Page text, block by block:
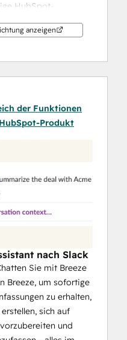
HubSpot-
und
zu
zu Ihren CRM-
sich auf
verwalten Sie
wie Kontakte,
mithilfe von
Shortcuts, ohne
oder -Aufgaben,
Dashboards
über Ihre
frei.
mit Service Hub,
Tickets effizienter
anzeigen
der Funktionen
Produkt
nach Slack
Sie mit Breeze
Breeze, um sofortige
zu erhalten,
sich auf
und